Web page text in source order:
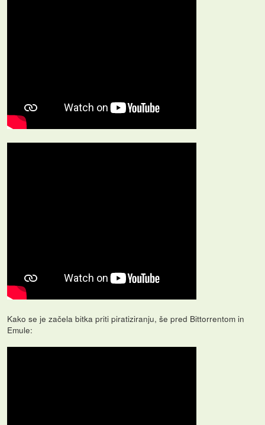
Kako se je začela bitka priti piratiziranju, še pred Bittorrentom in
Emule: